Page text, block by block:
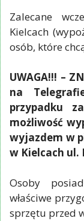
Zalecane
Kielcach
osób, które
UWAGA!!! –
na
przypadku
możliwość
wyjazdem w
w Kielcach ul.
Osoby
właściwe
sprzętu przed